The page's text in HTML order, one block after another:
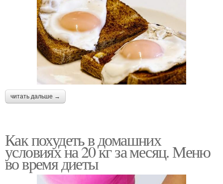
читать дальше →
Как похудеть в домашних
условиях на 20 кг за месяц. Меню
во время диеты